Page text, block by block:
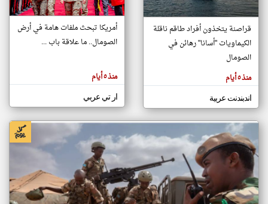
تغيير الدولة
اخبار الصومال على مدار الساعة
أهم اخبار الصومال العاجلة والمباشرة
المقالات
هنا عن
وجهة
كاتبيها.
قراصنة يتخذون أفراد طاقم ناقلة
الكيماويات "أسانا" رهائن في
الصومال
منذ ٥ أيام
اندبندنت عربية
أمريكا تبحث ملفات هامة في أرض
الصومال.. ما علاقة باب ...
منذ ٥ أيام
ار تي عربي
klyoum.com